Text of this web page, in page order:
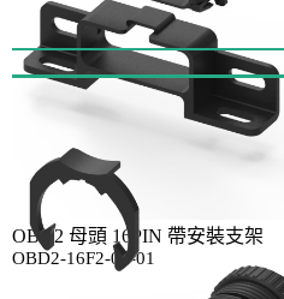
OBD2 母頭 16PIN 帶安裝支架
OBD2-16F2-01-01